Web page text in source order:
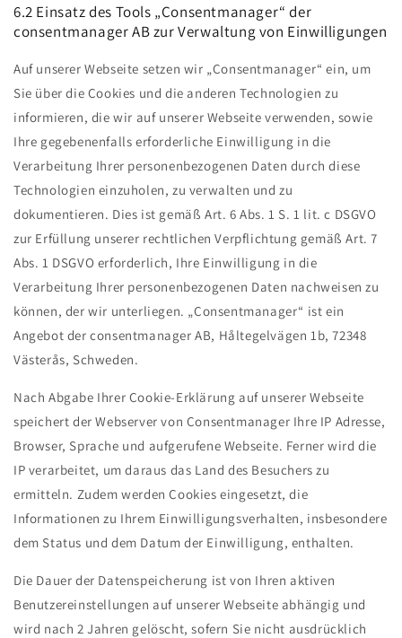
6.2 Einsatz des Tools „Consentmanager“ der
consentmanager AB zur Verwaltung von Einwilligungen
Auf unserer Webseite setzen wir „Consentmanager“ ein, um
Sie über die Cookies und die anderen Technologien zu
informieren, die wir auf unserer Webseite verwenden, sowie
Ihre gegebenenfalls erforderliche Einwilligung in die
Verarbeitung Ihrer personenbezogenen Daten durch diese
Technologien einzuholen, zu verwalten und zu
dokumentieren. Dies ist gemäß Art. 6 Abs. 1 S. 1 lit. c DSGVO
zur Erfüllung unserer rechtlichen Verpflichtung gemäß Art. 7
Abs. 1 DSGVO erforderlich, Ihre Einwilligung in die
Verarbeitung Ihrer personenbezogenen Daten nachweisen zu
können, der wir unterliegen. „Consentmanager“ ist ein
Angebot der consentmanager AB, Håltegelvägen 1b, 72348
Västerås, Schweden.
Nach Abgabe Ihrer Cookie-Erklärung auf unserer Webseite
speichert der Webserver von Consentmanager Ihre IP Adresse,
Browser, Sprache und aufgerufene Webseite. Ferner wird die
IP verarbeitet, um daraus das Land des Besuchers zu
ermitteln. Zudem werden Cookies eingesetzt, die
Informationen zu Ihrem Einwilligungsverhalten, insbesondere
dem Status und dem Datum der Einwilligung, enthalten.
Die Dauer der Datenspeicherung ist von Ihren aktiven
Benutzereinstellungen auf unserer Webseite abhängig und
wird nach 2 Jahren gelöscht, sofern Sie nicht ausdrücklich